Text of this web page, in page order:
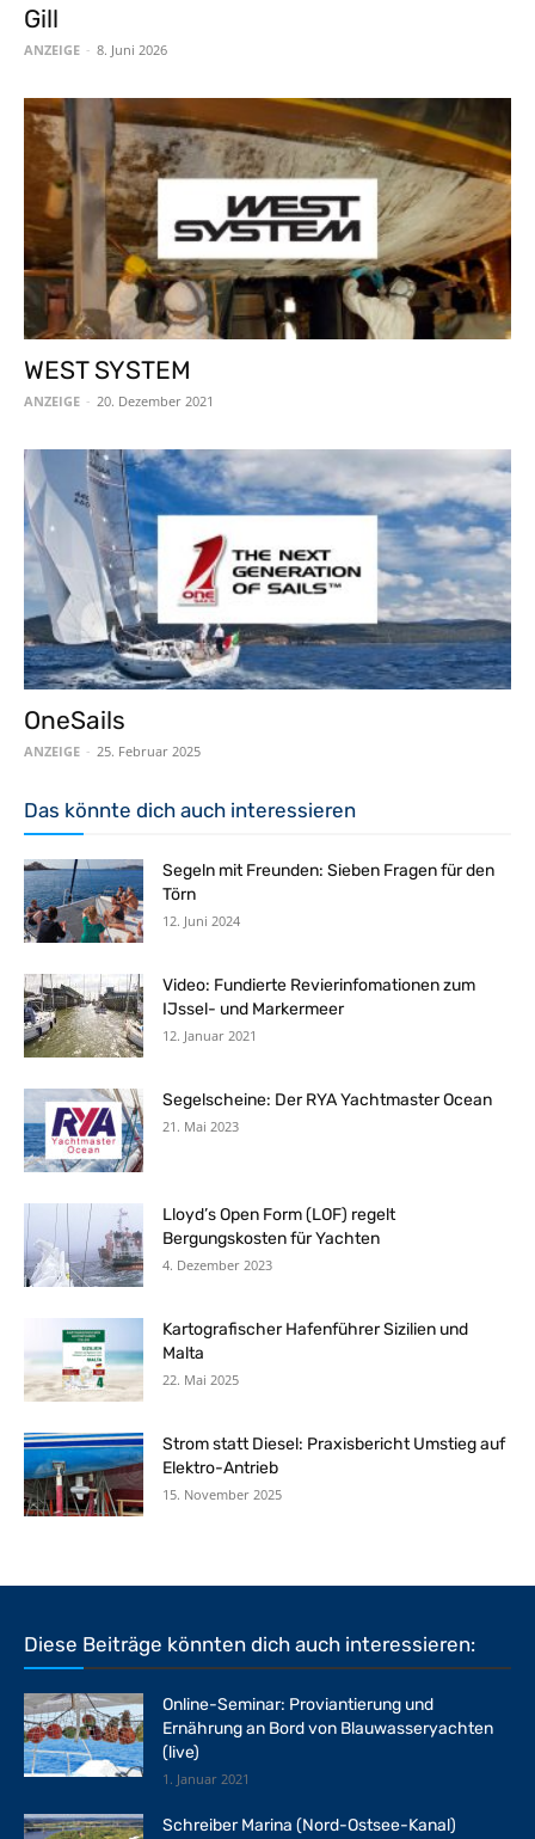
Gill
ANZEIGE - 8. Juni 2026
WEST SYSTEM
ANZEIGE - 20. Dezember 2021
OneSails
ANZEIGE - 25. Februar 2025
Das könnte dich auch interessieren
Segeln mit Freunden: Sieben Fragen für den
Törn
12. Juni 2024
Video: Fundierte Revierinfomationen zum
IJssel- und Markermeer
12. Januar 2021
Segelscheine: Der RYA Yachtmaster Ocean
21. Mai 2023
Lloyd’s Open Form (LOF) regelt
Bergungskosten für Yachten
4. Dezember 2023
Kartografischer Hafenführer Sizilien und
Malta
22. Mai 2025
Strom statt Diesel: Praxisbericht Umstieg auf
Elektro-Antrieb
15. November 2025
Diese Beiträge könnten dich auch interessieren:
Online-Seminar: Proviantierung und
Ernährung an Bord von Blauwasseryachten
(live)
1. Januar 2021
Schreiber Marina (Nord-Ostsee-Kanal)